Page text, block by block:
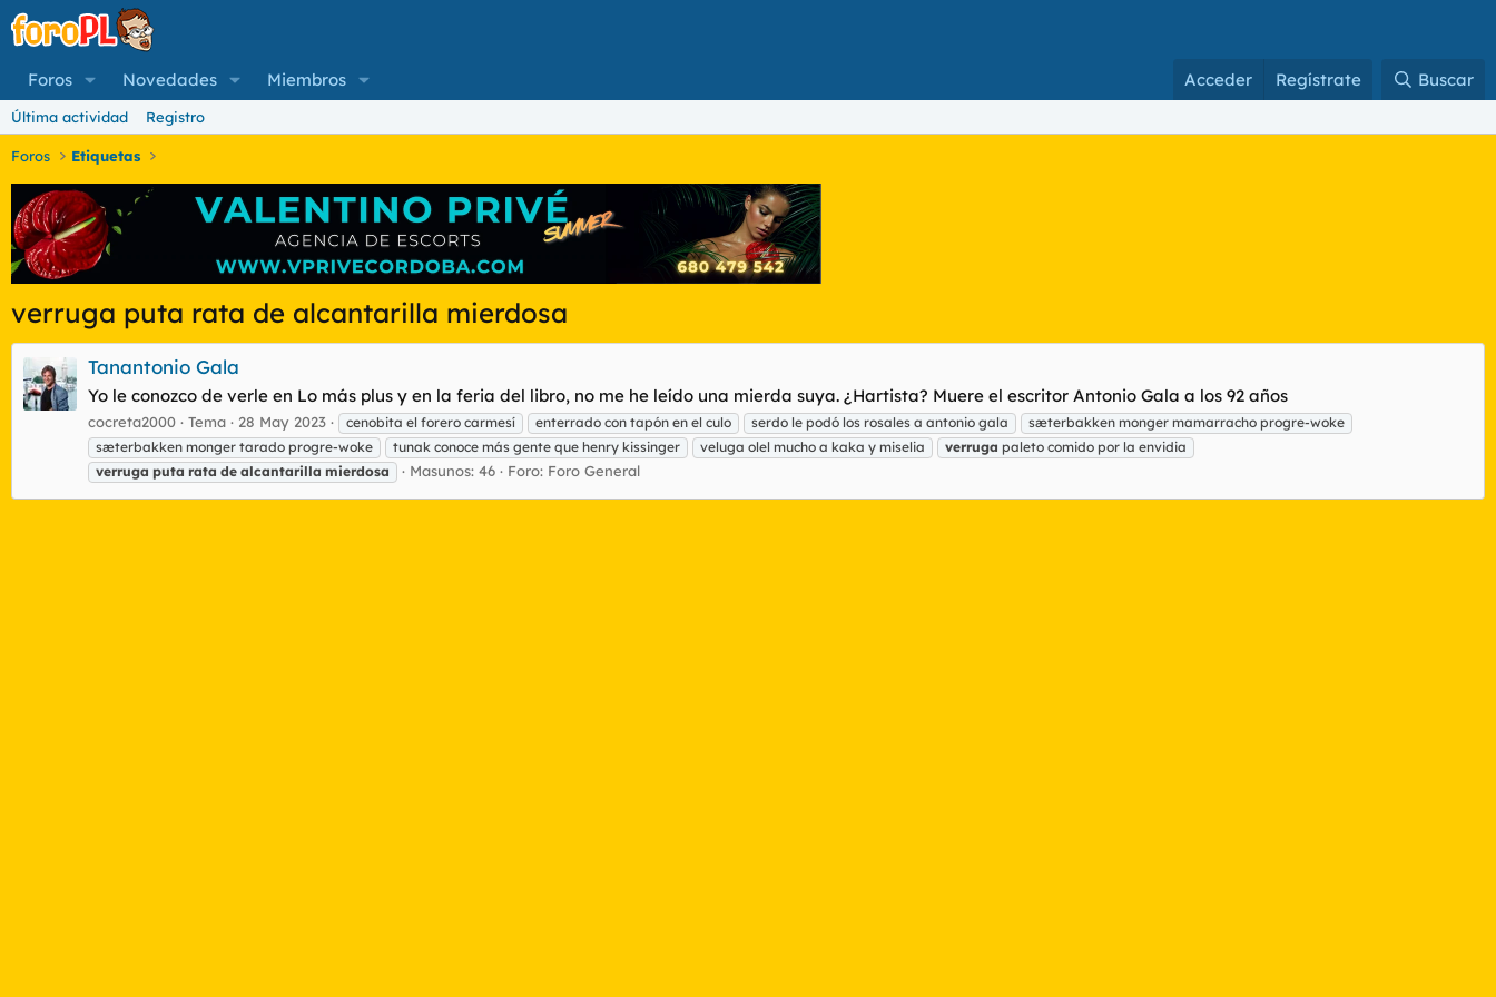
Foros Novedades Miembros Acceder Regístrate Buscar
Última actividad Registro
Foros Etiquetas
verruga puta rata de alcantarilla mierdosa
Tanantonio Gala
Yo le conozco de verle en Lo más plus y en la feria del libro, no me he leído una mierda suya. ¿Hartista? Muere el escritor Antonio Gala a los 92 años
cocreta2000 Tema 28 May 2023 cenobita el forero carmesí enterrado con tapón en el culo serdo le podó los rosales a antonio gala
sæterbakken monger mamarracho progre-woke
sæterbakken monger tarado progre-woke
tunak conoce más gente que henry kissinger veluga olel mucho a kaka y miselia verruga paleto comido por la envidia
verruga puta rata de alcantarilla mierdosa Masunos: 46 Foro: Foro General